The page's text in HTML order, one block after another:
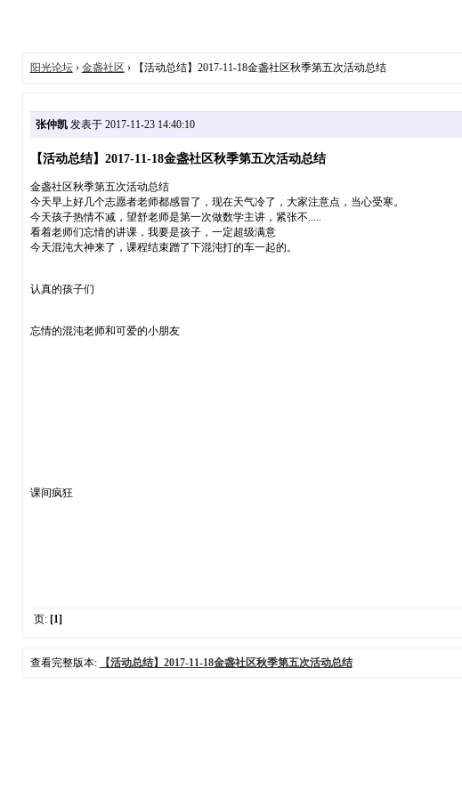
阳光论坛› 金盏社区 › 【活动总结】2017-11-18金盏社区秋季第五次活动总结
张仲凯发表于 2017-11-23 14:40:10
【活动总结】2017-11-18金盏社区秋季第五次活动总结
金盏社区秋季第五次活动总结
今天早上好几个志愿者老师都感冒了，现在天气冷了，大家注意点，当心受寒。
今天孩子热情不减，望舒老师是第一次做数学主讲，紧张不.....
看着老师们忘情的讲课，我要是孩子，一定超级满意
今天混沌大神来了，课程结束蹭了下混沌打的车一起的。
认真的孩子们
忘情的混沌老师和可爱的小朋友
课间疯狂
页: [1]
查看完整版本: 【活动总结】2017-11-18金盏社区秋季第五次活动总结